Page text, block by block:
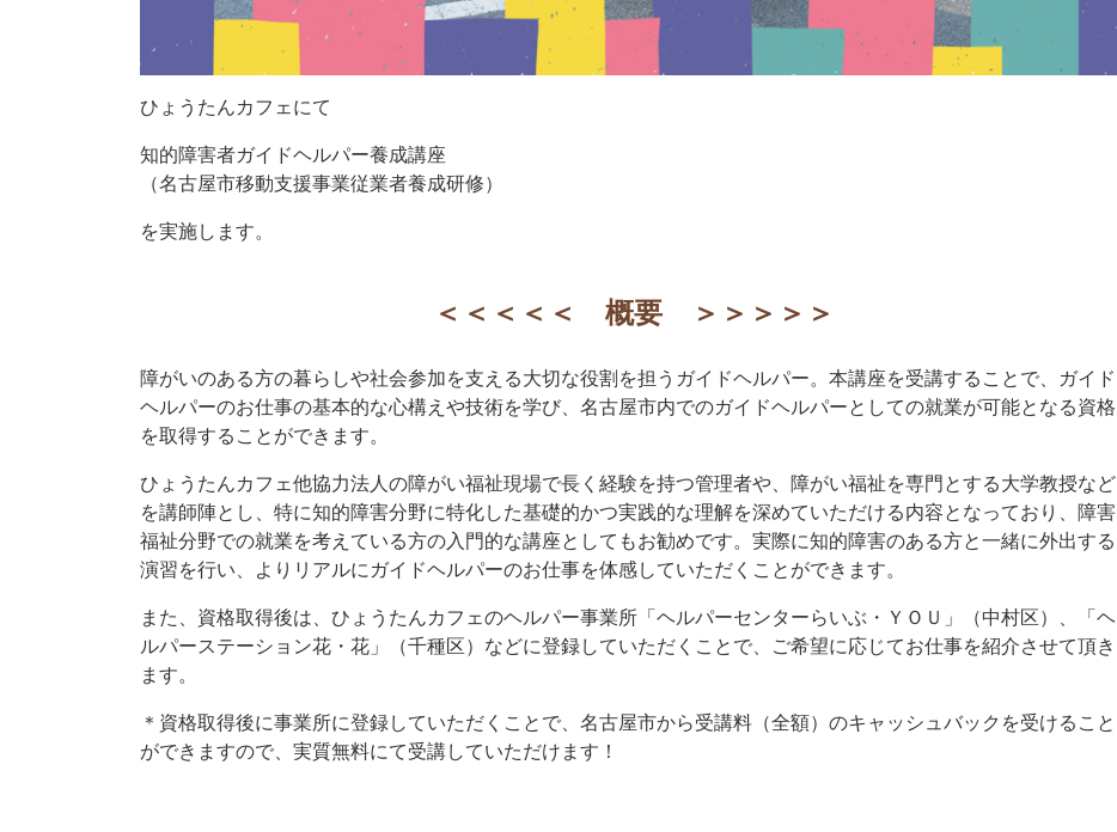
ひょうたんカフェにて
知的障害者ガイドヘルパー養成講座
（名古屋市移動支援事業従業者養成研修）
を実施します。
＜＜＜＜＜ 概要 ＞＞＞＞＞
障がいのある方の暮らしや社会参加を支える大切な役割を担うガイドヘルパー。本講座を受講することで、ガイド
ヘルパーのお仕事の基本的な心構えや技術を学び、名古屋市内でのガイドヘルパーとしての就業が可能となる資格
を取得することができます。
ひょうたんカフェ他協力法人の障がい福祉現場で長く経験を持つ管理者や、障がい福祉を専門とする大学教授など
を講師陣とし、特に知的障害分野に特化した基礎的かつ実践的な理解を深めていただける内容となっており、障害
福祉分野での就業を考えている方の入門的な講座としてもお勧めです。実際に知的障害のある方と一緒に外出する
演習を行い、よりリアルにガイドヘルパーのお仕事を体感していただくことができます。
また、資格取得後は、ひょうたんカフェのヘルパー事業所「ヘルパーセンターらいぶ・ＹＯＵ」（中村区）、「ヘ
ルパーステーション花・花」（千種区）などに登録していただくことで、ご希望に応じてお仕事を紹介させて頂き
ます。
＊資格取得後に事業所に登録していただくことで、名古屋市から受講料（全額）のキャッシュバックを受けること
ができますので、実質無料にて受講していただけます！